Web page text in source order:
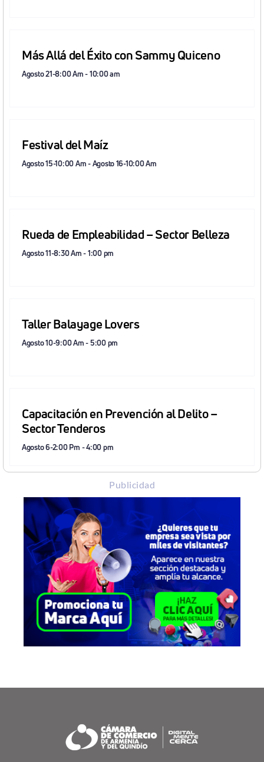
Más Allá del Éxito con Sammy Quiceno
Agosto 21-8:00 Am-10:00 am
Festival del Maíz
Agosto 15-10:00 Am-Agosto 16-10:00 Am
Rueda de Empleabilidad – Sector Belleza
Agosto 11-8:30 Am-1:00 pm
Taller Balayage Lovers
Agosto 10-9:00 Am-5:00 pm
Capacitación en Prevención al Delito –
Sector Tenderos
Agosto 6-2:00 Pm -4:00 pm
Publicidad